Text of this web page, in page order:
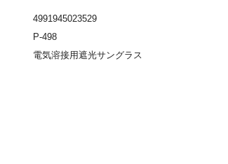
4991945023529
P-498
電気溶接用遮光サングラス